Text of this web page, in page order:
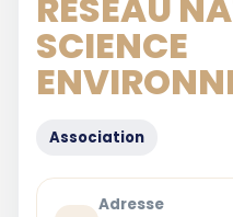
SCIENCE
Association
Adresse